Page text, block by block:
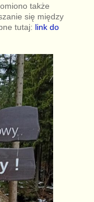
także
się między
tutaj: link do